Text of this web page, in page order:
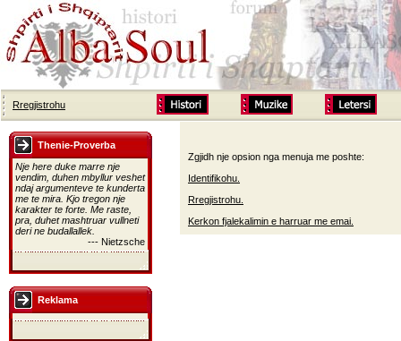
Rregjistrohu
Thenie-Proverba
Nje here duke marre nje
vendim, duhen mbyllur veshet
ndaj argumenteve te kunderta
me te mira. Kjo tregon nje
karakter te forte. Me raste,
pra, duhet mashtruar vullneti
deri ne budallallek.
--- Nietzsche
Reklama
Zgjidh nje opsion nga menuja me poshte:
Identifikohu.
Rregjistrohu.
Kerkon fjalekalimin e harruar me emai.